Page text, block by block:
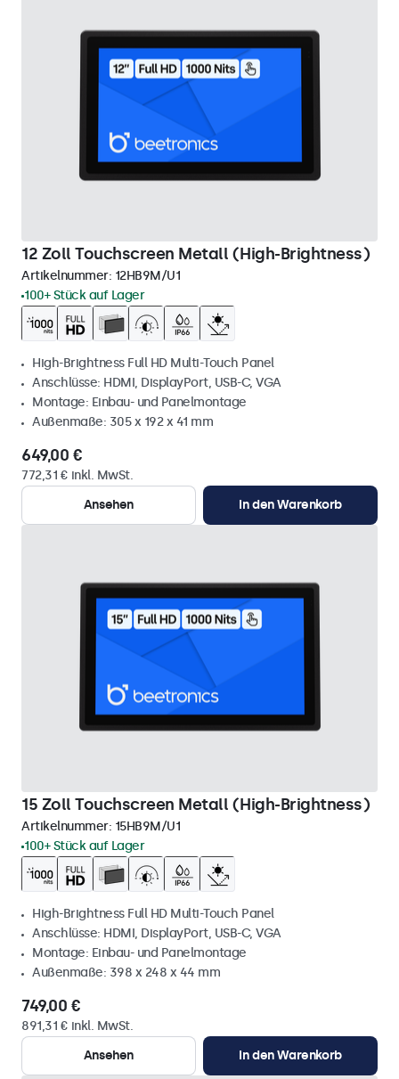
12 Zoll Touchscreen Metall (High-Brightness)
Artikelnummer: 12HB9M/U1
100+ Stück auf Lager
High-Brightness Full HD Multi-Touch Panel
Anschlüsse: HDMI, DisplayPort, USB-C, VGA
Montage: Einbau- und Panelmontage
Außenmaße: 305 x 192 x 41 mm
649,00 €
772,31 € inkl. MwSt.
Ansehen
In den Warenkorb
15 Zoll Touchscreen Metall (High-Brightness)
Artikelnummer: 15HB9M/U1
100+ Stück auf Lager
High-Brightness Full HD Multi-Touch Panel
Anschlüsse: HDMI, DisplayPort, USB-C, VGA
Montage: Einbau- und Panelmontage
Außenmaße: 398 x 248 x 44 mm
749,00 €
891,31 € inkl. MwSt.
Ansehen
In den Warenkorb